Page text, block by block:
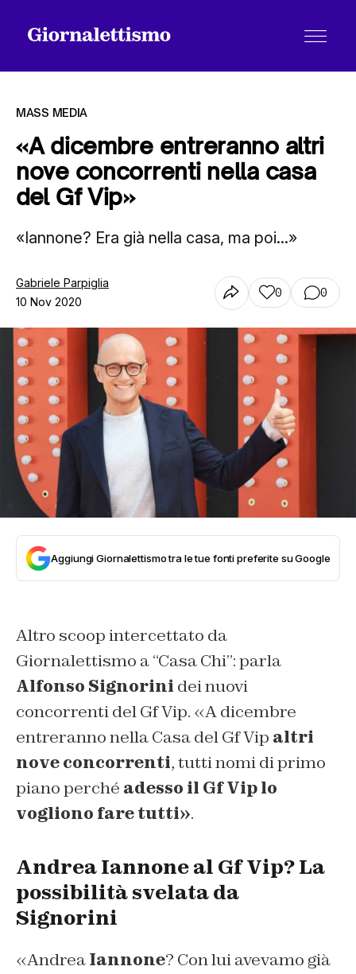
Tutti gli articoli
Chi siamo
Contatti
MASS MEDIA
«A dicembre entreranno altri
nove concorrenti nella casa
del Gf Vip»
«Iannone? Era già nella casa, ma poi...»
Gabriele Parpiglia
10 Nov 2020
0 0
Aggiungi Giornalettismo tra le tue fonti preferite su Google
Altro scoop intercettato da
Giornalettismo a “Casa Chi”: parla
Alfonso Signorini dei nuovi
concorrenti del Gf Vip. «A dicembre
entreranno nella Casa del Gf Vip altri
nove concorrenti, tutti nomi di primo
piano perché adesso il Gf Vip lo
vogliono fare tutti».
Andrea Iannone al Gf Vip? La
possibilità svelata da
Signorini
«AndreaIannone? Con lui avevamo già